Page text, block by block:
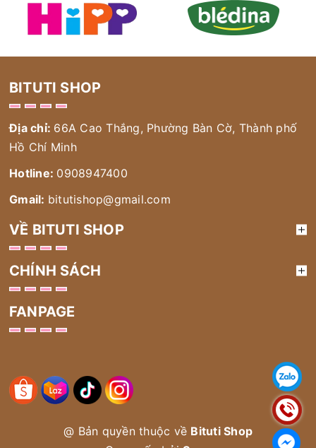
BITUTI SHOP
Địa chỉ: 66A Cao Thắng, Phường Bàn Cờ, Thành phố
Hồ Chí Minh
Hotline: 0908947400
Gmail: bitutishop@gmail.com
VỀ BITUTI SHOP
CHÍNH SÁCH
FANPAGE
@ Bản quyền thuộc về Bituti Shop